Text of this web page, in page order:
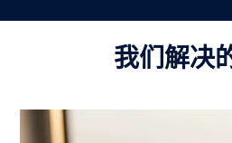
我们解决